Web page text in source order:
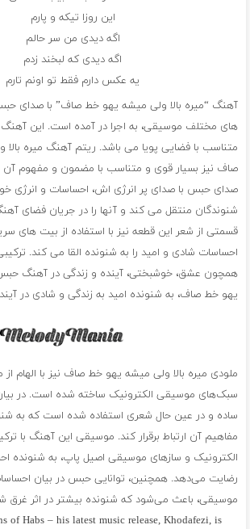
این روزا تیکه و پارم
اگه دیدی من سر حالم
اگه دیدی که لبخند زدم
یه عکس دارم فقط تو اونم تارم
آهنگ “میره بالا ولی میشه یهو خط صاف” با صدای
های مختلف موسیقی، به اجرا در آمده است. این آهنگ
متناسب با فضایی پویا می باشد. ریتم آهنگ میره
صاف نیز بسیار قوی و متناسب با مضمون و مفهوم آن
صدای حبس با صدای پر انرژی اش، احساسات و انرژی
شنوندگان منتقل می کند و آنها را در جریان فضای
قسمتی از شعر این قطعه نیز با استفاده از بیت های
احساسات شادی و امید را به شنونده القا می کند.
همچون عشق، خوشبختی، آینده و زندگی در آهنگ حبس
یهو خط صاف، به شنونده امید به زندگی و شادی در
ملودی میره بالا ولی میشه یهو خط صاف نیز با الهام
سبک‌های موسیقی الکترونیک ساخته شده است. در بیان
ساده و در عین حال شعری استفاده شده است که به
مفاهیم آن ارتباط برقرار کند. موسیقی این آهنگ با
الکترونیک و سازهای موسیقی اصیل پاپ، به شنونده
رضایت می‌دهد. همچنین، توانایی حبس در بیان
موسیقی، باعث می‌شود که شنونده بیشتر در اثر غرق
of Habs – his latest music release, Khodafezi, is